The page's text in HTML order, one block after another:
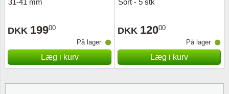
31-41 mm
DKK 19900
På lager
Læg i kurv
Sort - 5 stk
DKK 12000
På lager
Læg i kurv